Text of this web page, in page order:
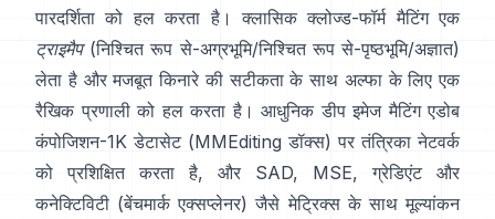
पारदर्शिता को हल करता है। क्लासिक क्लोज्ड-फॉर्म मैटिंग एक
ट्राइमैप(निश्चित रूप से-अग्रभूमि/निश्चित रूप से-पृष्ठभूमि/अज्ञात)
लेता है और मजबूत किनारे की सटीकता के साथ अल्फा के लिए एक
रैखिक प्रणाली को हल करता है। आधुनिक डीप इमेज मैटिंग एडोब
कंपोजिशन-1K डेटासेट (MMEditing डॉक्स) पर तंत्रिका नेटवर्क
को प्रशिक्षित करता है, और
SAD, MSE, ग्रेडिएंट और
कनेक्टिविटी (बेंचमार्क एक्सप्लेनर) जैसे मेट्रिक्स के साथ मूल्यांकन